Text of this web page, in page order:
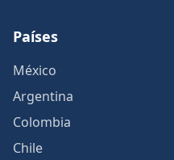
Países
México
Argentina
Colombia
Chile